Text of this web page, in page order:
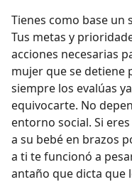
Tienes como base un
Tus metas y
acciones necesarias
mujer que se detiene
siempre los evalúas
equivocarte. No
entorno social. Si
a su bebé en brazos
a ti te funcionó a
antaño que dicta que